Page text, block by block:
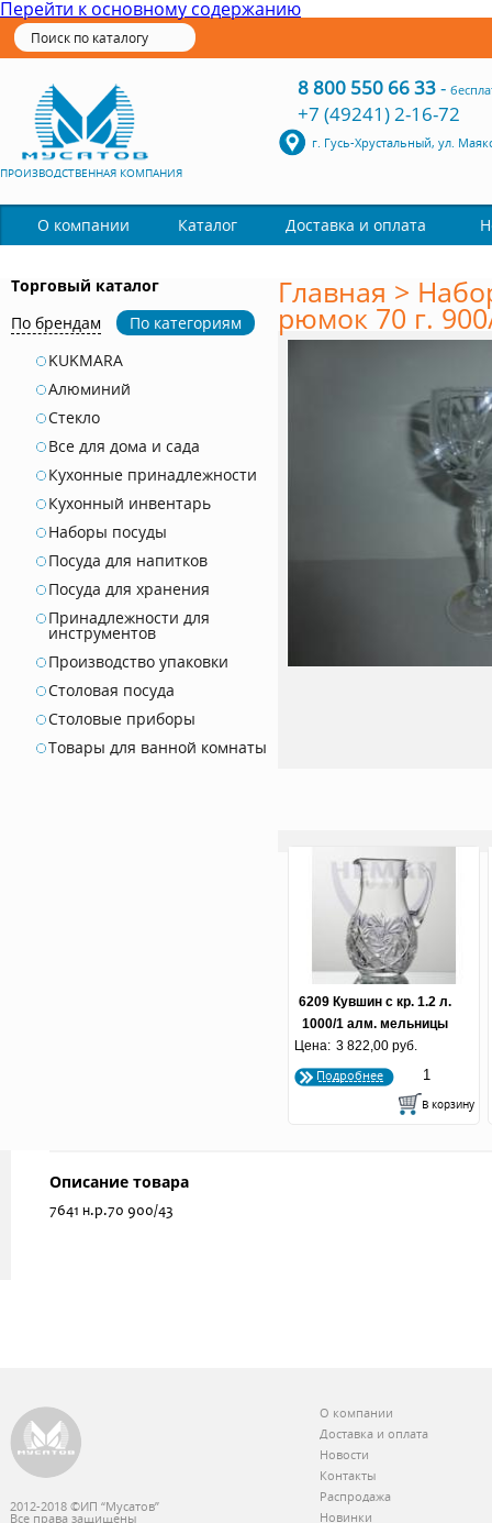
Перейти к основному содержанию
ПРОИЗВОДСТВЕННАЯ КОМПАНИЯ
8 800 550 66 33-
+7 (49241) 2-16-72
г. Гусь-Хрустальный, ул.
О компании Каталог Доставка и оплата
Торговый каталог
По брендам
По категориям
KUKMARA
Алюминий
Стекло
Все для дома и сада
Кухонные принадлежности
Кухонный инвентарь
Наборы посуды
Посуда для напитков
Посуда для хранения
Принадлежности для
инструментов
Производство упаковки
Столовая посуда
Столовые приборы
Товары для ванной комнаты
Главная >
рюмок 70 г.
6209 Кувшин с кр. 1.2 л.
1000/1 алм. мельницы
ХР (по 4 шт.)
Цена: 3 822,00 руб.
Подробнее
Описание товара
7641 н.р.70 900/43
2012-2018 ©ИП “Мусатов”
Все права защищены
О компании
Доставка и оплата
Новости
Контакты
Распродажа
Новинки